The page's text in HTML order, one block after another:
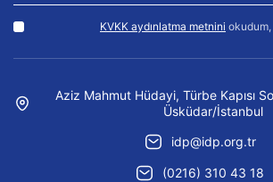
KVKK aydınlatma metnini okudum,
Aziz Mahmut Hüdayi, Türbe Kapısı
Üsküdar/İstanbul
idp@idp.org.tr
(0216) 310 43 18